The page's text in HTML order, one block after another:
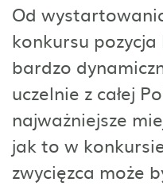
Od
konkursu
bardzo
uczelnie z całej
najważniejsze
jak to w
zwycięzca może